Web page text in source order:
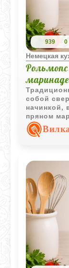
939 0
Немецкая
маринаде
собой
начинкой,
пряном
отлично